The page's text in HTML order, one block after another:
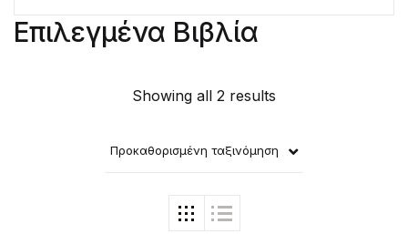
Επιλεγμένα Βιβλία
Showing all 2 results
Προκαθορισμένη ταξινόμηση